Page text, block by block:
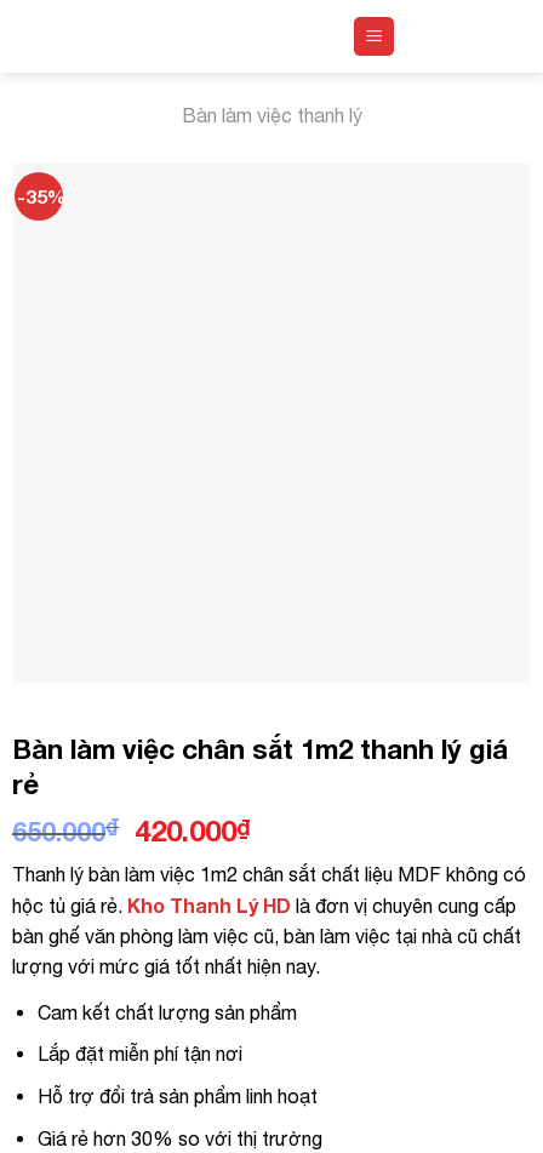
Bàn làm việc thanh lý
-35%
Bàn làm việc chân sắt 1m2 thanh lý giá
rẻ
650.000₫
Giá
gốc
là:
650.000₫.
420.000₫Giá
hiện
tại
là:
420.000₫.
Thanh lý bàn làm việc 1m2 chân sắt chất liệu MDF không có
hộc tủ giá rẻ. Kho Thanh Lý HD là đơn vị chuyên cung cấp
bàn ghế văn phòng làm việc cũ, bàn làm việc tại nhà cũ chất
lượng với mức giá tốt nhất hiện nay.
Cam kết chất lượng sản phẩm
Lắp đặt miễn phí tận nơi
Hỗ trợ đổi trả sản phẩm linh hoạt
Giá rẻ hơn 30% so với thị trường